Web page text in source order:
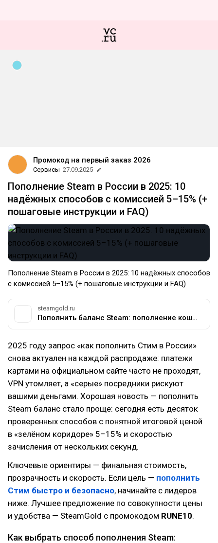
Промокод на первый заказ 2026
Сервисы 27.09.2025
Пополнение Steam в России в 2025: 10
надёжных способов с комиссией 5–15% (+
пошаговые инструкции и FAQ)
Пополнение Steam в России в 2025: 10 надёжных способов
с комиссией 5–15% (+ пошаговые инструкции и FAQ)
steamgold.ru
Пополнить баланс Steam: пополнение кошелька Стим
2025 году запрос «как пополнить Стим в России»
снова актуален на каждой распродаже: платежи
картами на официальном сайте часто не проходят,
VPN утомляет, а «серые» посредники рискуют
вашими деньгами. Хорошая новость — пополнить
Steam баланс стало проще: сегодня есть десяток
проверенных способов с понятной итоговой ценой
в «зелёном коридоре» 5–15% и скоростью
зачисления от нескольких секунд.
Ключевые ориентиры — финальная стоимость,
прозрачность и скорость. Если цель — пополнить
Стим быстро и безопасно, начинайте с лидеров
ниже. Лучшее предложение по совокупности цены
и удобства — SteamGold с промокодом RUNE10.
Как выбрать способ пополнения Steam: